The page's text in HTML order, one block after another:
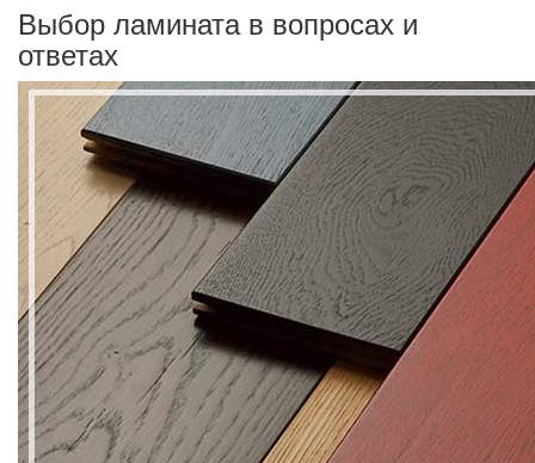
Выбор ламината в вопросах и
ответах